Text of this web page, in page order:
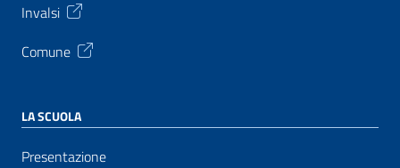
Invalsi
Comune
LA SCUOLA
Presentazione